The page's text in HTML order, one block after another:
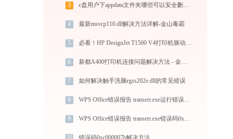
3 c盘用户下appdata文件夹哪些可以安全删除？
4 最新msvcp110.dll解决方法详解-金山毒霸
5 必看！HP DesignJet T1500 V4打印机驱动下载与安装的正确姿势
6 新都A400打印机连接问题解决方法 - 金山毒霸
7 如何解决触手洗脑rgss202e.dll的常见错误
8 WPS Office错误报告 transerr.exe运行错误提示0xc000000d的解决办法
9 WPS Office错误报告 transerr.exe错误码0xc000000d处理办法
10 错误码0xc000007b解决方法